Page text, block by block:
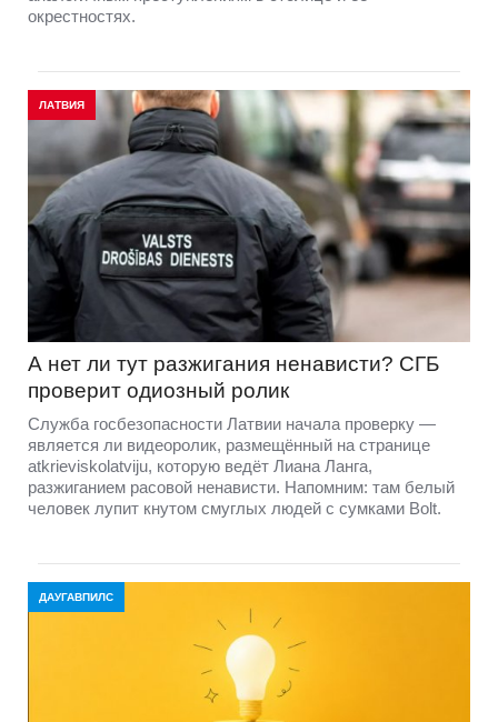
окрестностях.
ЛАТВИЯ
А нет ли тут разжигания ненависти? СГБ
проверит одиозный ролик
Служба госбезопасности Латвии начала проверку —
является ли видеоролик, размещённый на странице
atkrieviskolatviju, которую ведёт Лиана Ланга,
разжиганием расовой ненависти. Напомним: там белый
человек лупит кнутом смуглых людей с сумками Bolt.
ДАУГАВПИЛС